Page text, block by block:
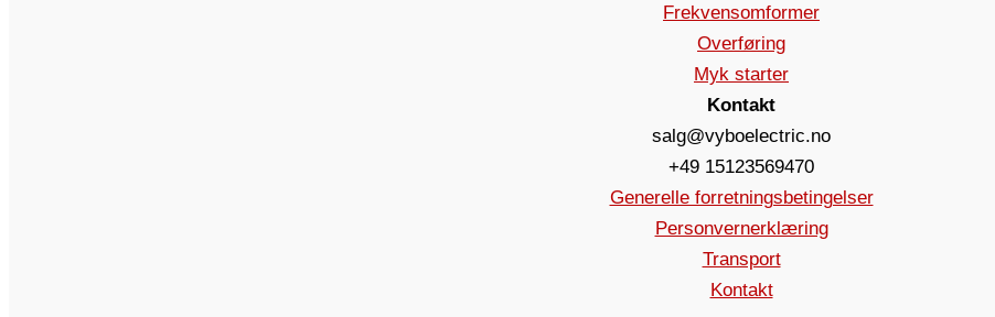
Frekvensomformer
Overføring
Myk starter
Kontakt
salg@vyboelectric.no
+49 15123569470
Generelle forretningsbetingelser
Personvernerklæring
Transport
Kontakt